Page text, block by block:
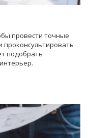
провести точные
проконсультировать
подобрать